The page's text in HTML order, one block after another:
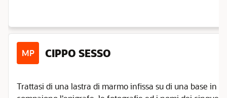
MP CIPPO SESSO
Trattasi di una lastra di marmo infissa su di una base in